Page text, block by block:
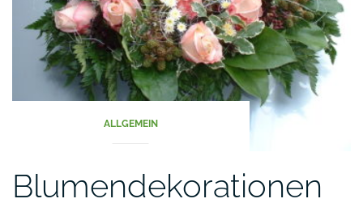
ALLGEMEIN
Blumendekorationen